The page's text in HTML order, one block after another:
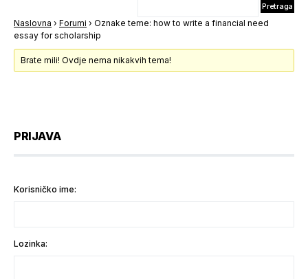
Naslovna › Forumi › Oznake teme: how to write a financial need
essay for scholarship
Brate mili! Ovdje nema nikakvih tema!
PRIJAVA
Korisničko ime:
Lozinka: